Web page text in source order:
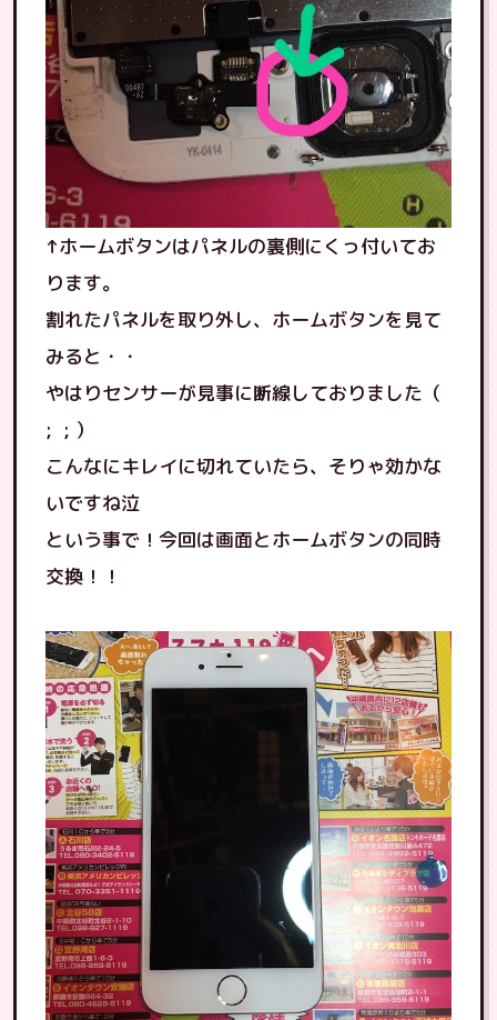
↑ホームボタンはパネルの裏側にくっ付いてお
ります。
割れたパネルを取り外し、ホームボタンを見て
みると・・
やはりセンサーが見事に断線しておりました（
; ; ）
こんなにキレイに切れていたら、そりゃ効かな
いですね泣
という事で！今回は画面とホームボタンの同時
交換！！